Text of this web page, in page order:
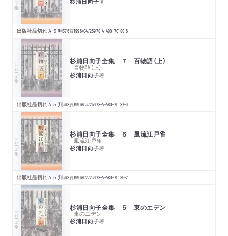
出版社品切れＡ５判376頁1996/04/25978-4-480-70188-6
シリーズ・全集 杉浦日向子全集 ７ 百物語（上）
─百物語（上）
杉浦日向子著
出版社品切れＡ５判368頁1996/03/25978-4-480-70187-9
シリーズ・全集 杉浦日向子全集 ６ 風流江戸雀
─風流江戸雀
杉浦日向子著
出版社品切れＡ５判368頁1996/02/23978-4-480-70186-2
シリーズ・全集 杉浦日向子全集 ５ 東のエデン
─東のエデン
杉浦日向子著